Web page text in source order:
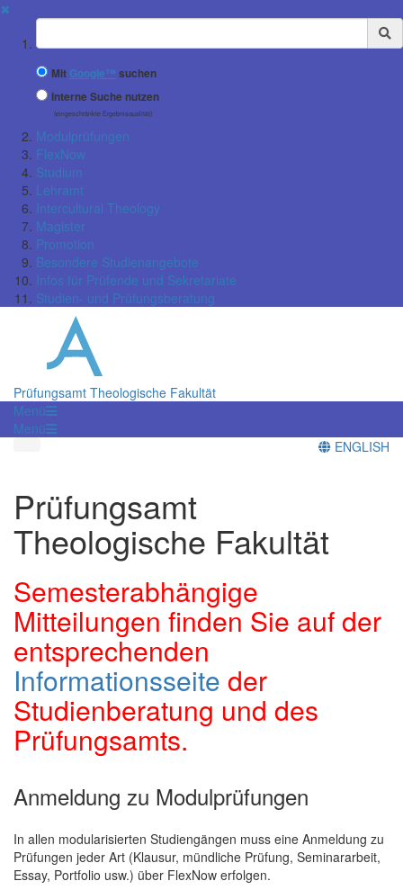
✖
Suchbegriff
Mit Google™ suchen
Interne Suche nutzen
(eingeschränkte Ergebnisqualität)
Modulprüfungen
FlexNow
Studium
Lehramt
Intercultural Theology
Magister
Promotion
Besondere Studienangebote
Infos für Prüfende und Sekretariate
Studien- und Prüfungsberatung
Prüfungsamt Theologische Fakultät
Menü
Menü
ENGLISH
Prüfungsamt
Theologische Fakultät
Semesterabhängige
Mitteilungen finden Sie auf der
entsprechenden
Informationsseite der
Studienberatung und des
Prüfungsamts.
Anmeldung zu Modulprüfungen
In allen modularisierten Studiengängen muss eine Anmeldung zu
Prüfungen jeder Art (Klausur, mündliche Prüfung, Seminararbeit,
Essay, Portfolio usw.) über FlexNow erfolgen.